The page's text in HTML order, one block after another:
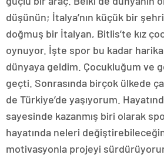
düşünün; İtalya’nın küçük bir
doğmuş bir İtalyan, Bitlis’te kız
oynuyor. İşte spor bu kadar
dünyaya geldim. Çocukluğum ve
geçti. Sonrasında birçok ülkede
de Türkiye’de yaşıyorum.
sayesinde kazanmış biri olarak
hayatında neleri
motivasyonla projeyi